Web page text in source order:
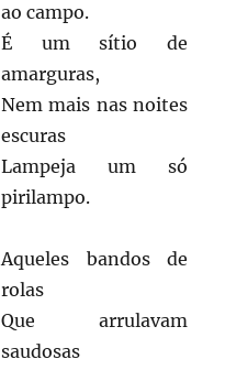
ao campo.
É um sítio de
amarguras,
Nem mais nas noites
escuras
Lampeja um só
pirilampo.
Aqueles bandos de
rolas
Que arrulavam
saudosas